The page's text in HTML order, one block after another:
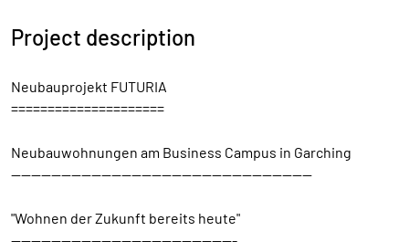
Project description
Neubauprojekt FUTURIA
=====================
Neubauwohnungen am Business Campus in Garching
------------------------------------------------------------
"Wohnen der Zukunft bereits heute"
---------------------------------------------